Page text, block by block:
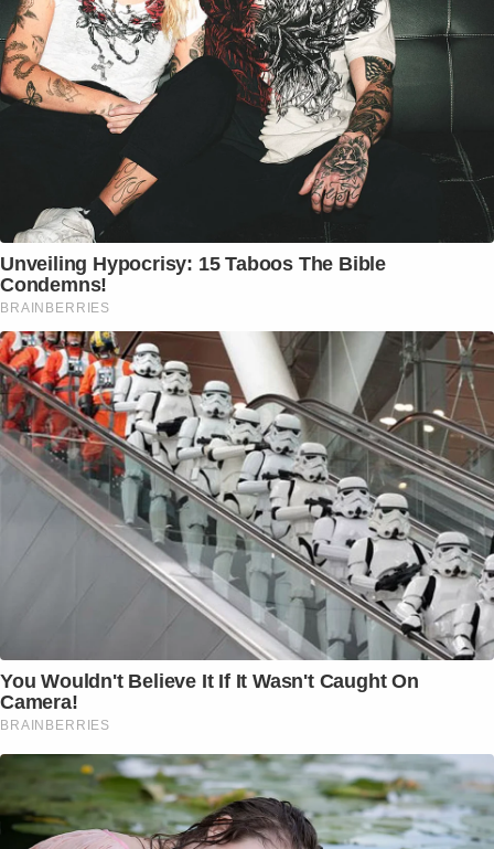
Unveiling Hypocrisy: 15 Taboos The Bible
Condemns!
BRAINBERRIES
You Wouldn't Believe It If It Wasn't Caught On
Camera!
BRAINBERRIES